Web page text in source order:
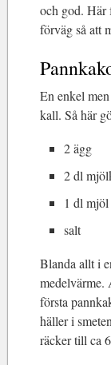
och god. Här
förväg så att
En enkel
kall. Så här
2 ägg
2 dl
1 dl mjöl
salt
Blanda allt i
medelvärme.
första
häller i
räcker till ca